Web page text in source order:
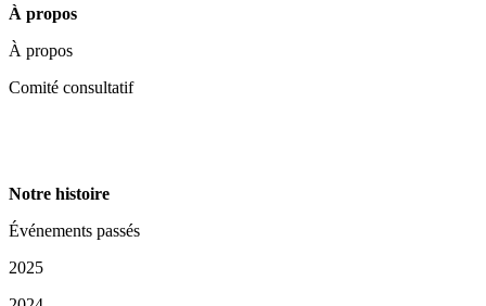
À propos
À propos
Comité consultatif
Notre histoire
Événements passés
2025